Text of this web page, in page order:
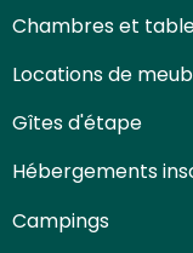
Chambres et
Locations de
Gîtes d'étape
Hébergements
Campings